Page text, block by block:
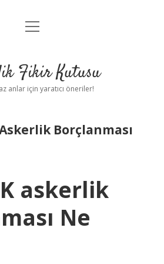
Anasayfa
Yasal Uyarı
menüyü
Fikir Kutusu
anlar için yaratıcı öneriler!
Borçlanması
askerlik
Ne